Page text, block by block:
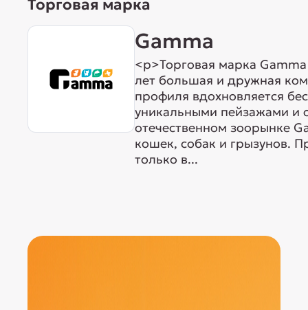
Торговая марка
Gamma
<p>Торговая марка
лет большая и дружная
профиля вдохновляется
уникальными пейзажами и
отечественном зоорынке
кошек, собак и грызунов.
только в...